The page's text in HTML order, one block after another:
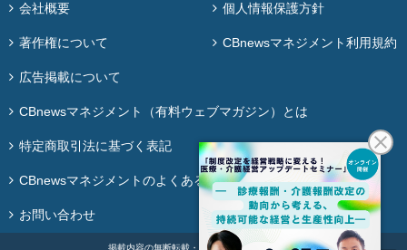
会社概要 個人情報保護方針
著作権について CBnewsマネジメント利用規約
広告掲載について
CBnewsマネジメント（有料ウェブマガジン）とは
特定商取引法に基づく表記
CBnewsマネジメントのよくある質問
お問い合わせ
掲載内容の無断転載・再配布は固く禁じます。